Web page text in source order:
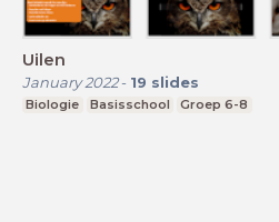
Uilen
January 2022- 19 slides
Biologie Basisschool Groep 6-8